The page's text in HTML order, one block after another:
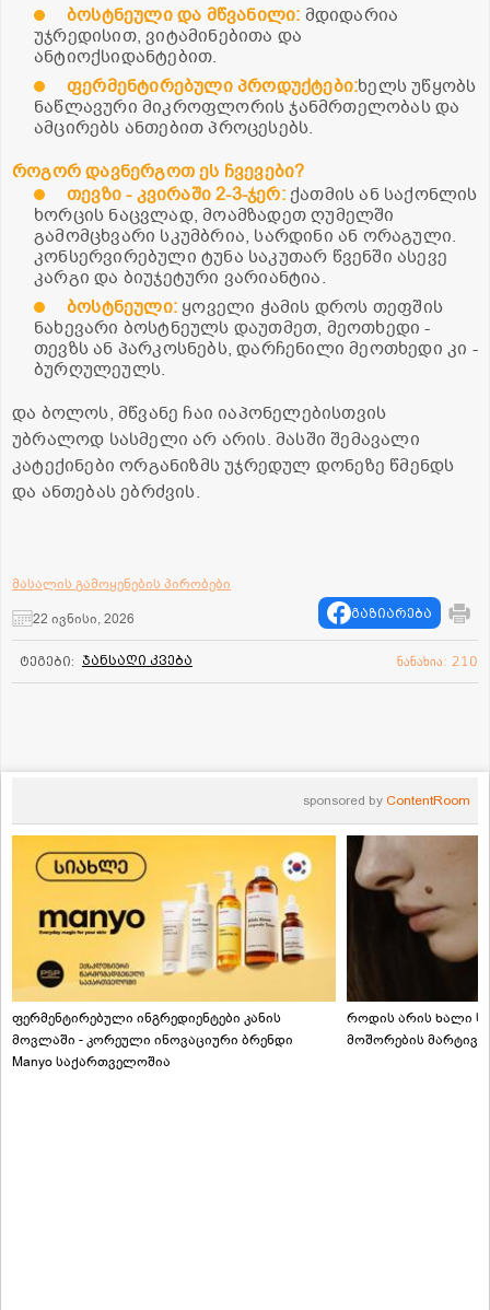
ბოსტნეული და მწვანილი: მდიდარია
უჯრედისით, ვიტამინებითა და
ანტიოქსიდანტებით.
ფერმენტირებული პროდუქტები:ხელს უწყობს
ნაწლავური მიკროფლორის ჯანმრთელობას და
ამცირებს ანთებით პროცესებს.
როგორ დავნერგოთ ეს ჩვევები?
თევზი - კვირაში 2-3-ჯერ:ქათმის ან საქონლის
ხორცის ნაცვლად, მოამზადეთ ღუმელში
გამომცხვარი სკუმბრია, სარდინი ან ორაგული.
კონსერვირებული ტუნა საკუთარ წვენში ასევე
კარგი და ბიუჯეტური ვარიანტია.
ბოსტნეული:ყოველი ჭამის დროს თეფშის
ნახევარი ბოსტნეულს დაუთმეთ, მეოთხედი -
თევზს ან პარკოსნებს, დარჩენილი მეოთხედი კი -
ბურღულეულს.
და ბოლოს, მწვანე ჩაი იაპონელებისთვის
უბრალოდ სასმელი არ არის. მასში შემავალი
კატექინები ორგანიზმს უჯრედულ დონეზე წმენდს
და ანთებას ებრძვის.
მასალის გამოყენების პირობები
22 ივნისი, 2026
გაზიარება
ტეგები: ჯანსაღი კვება ნანახია: 210
sponsored by ContentRoom
ფერმენტირებული ინგრედიენტები კანის
მოვლაში - კორეული ინოვაციური ბრენდი
Manyo საქართველოშია
როდის არის ხალი
მოშორების